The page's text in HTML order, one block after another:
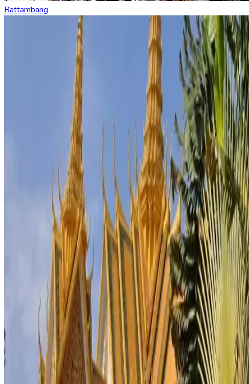
Battambang